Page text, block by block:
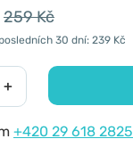
259 Kč
30 dní: 239 Kč
+
+420 29 618 2825